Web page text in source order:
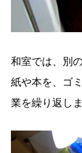
和室では、別
紙や本を、ゴ
業を繰り返しま